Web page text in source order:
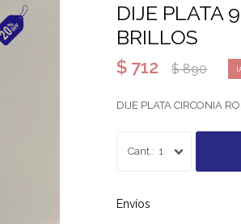
DIJE PLATA
BRILLOS
$ 712 $ 890
DIJE PLATA CIRCONIA
1
Envíos